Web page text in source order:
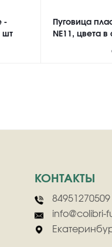
-
шт
Пуговица
NE11, цвета
КОНТАКТЫ
84951270509
info@colibri-